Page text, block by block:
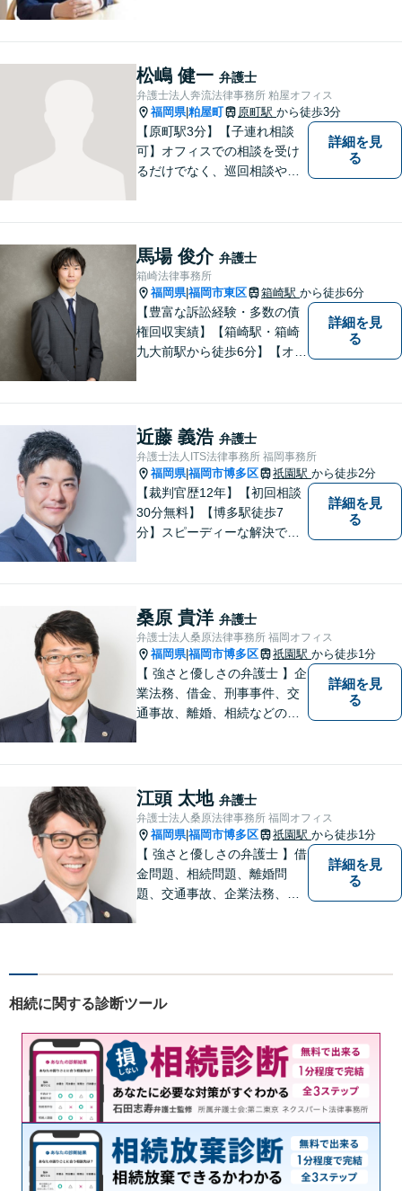
松嶋 健一 弁護士
弁護士法人奔流法律事務所 粕屋オフィス
福岡県|粕屋町 原町駅 から徒歩3分
【原町駅3分】【子連れ相談
可】オフィスでの相談を受け
るだけでなく、巡回相談や出
に対応しております。安心し
てお任せください。
詳細を見
る
馬場 俊介 弁護士
箱崎法律事務所
福岡県|福岡市東区 箱崎駅 から徒歩6分
【豊富な訴訟経験・多数の債
権回収実績】【箱崎駅・箱崎
九大前駅から徒歩6分】【オン
ビジネス上の法的課題まで、
各種法律相談、訴訟・債権回
収等のご依頼を承っておりま
す。
詳細を見
る
近藤 義浩 弁護士
弁護士法人ITS法律事務所 福岡事務所
福岡県|福岡市博多区 祇園駅 から徒歩2分
【裁判官歴12年】【初回相談
30分無料】【博多駅徒歩7
分】スピーディーな解決で
「明日に向かって進む力」を
サポートします。
詳細を見
る
桑原 貴洋 弁護士
弁護士法人桑原法律事務所 福岡オフィス
福岡県|福岡市博多区 祇園駅 から徒歩1分
【 強さと優しさの弁護士 】企
業法務、借金、刑事事件、交
通事故、離婚、相続などのご
なリーガルサービスを提供い
たします。
詳細を見
る
江頭 太地 弁護士
弁護士法人桑原法律事務所 福岡オフィス
福岡県|福岡市博多区 祇園駅 から徒歩1分
【 強さと優しさの弁護士 】借
金問題、相続問題、離婚問
題、交通事故、企業法務、刑
よる迅速で最適なリーガルサ
詳細を見
る
相続に関する診断ツール